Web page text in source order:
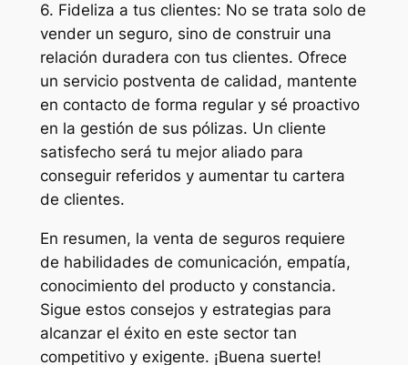
6. Fideliza a tus clientes: No se trata solo de
vender un seguro, sino de construir una
relación duradera con tus clientes. Ofrece
un servicio postventa de calidad, mantente
en contacto de forma regular y sé proactivo
en la gestión de sus pólizas. Un cliente
satisfecho será tu mejor aliado para
conseguir referidos y aumentar tu cartera
de clientes.
En resumen, la venta de seguros requiere
de habilidades de comunicación, empatía,
conocimiento del producto y constancia.
Sigue estos consejos y estrategias para
alcanzar el éxito en este sector tan
competitivo y exigente. ¡Buena suerte!